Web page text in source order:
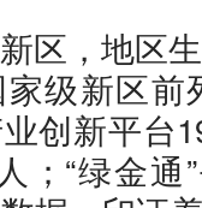
区，地区
级新区
创新平台
；“绿金